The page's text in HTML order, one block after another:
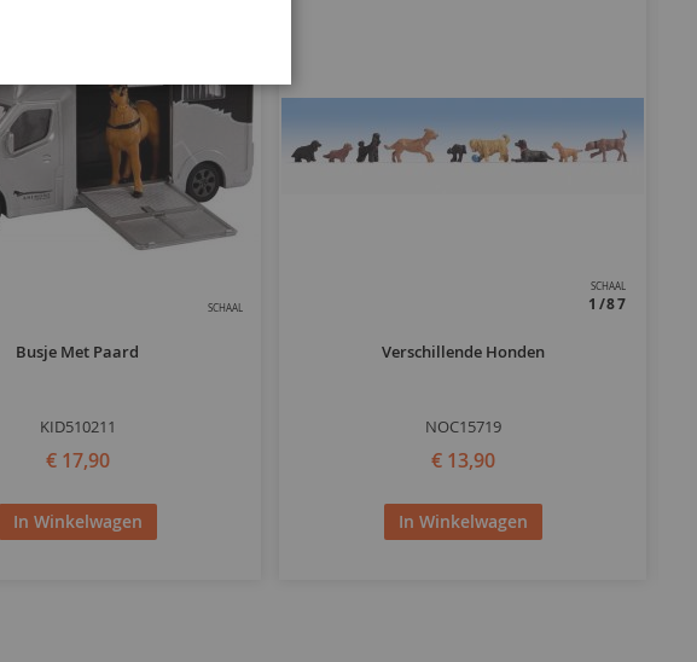
SCHAAL
Busje Met Paard
KID510211
€ 17,90
In Winkelwagen
SCHAAL
1/87
Verschillende Honden
NOC15719
€ 13,90
In Winkelwagen